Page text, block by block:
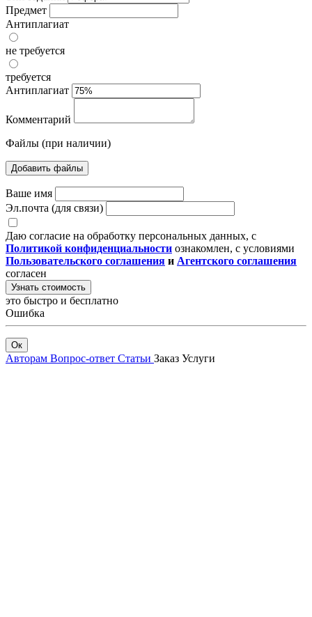
Предмет
Антиплагиат
не требуется
требуется
Антиплагиат
Комментарий
Файлы (при наличии)
Добавить файлы
Ваше имя
Эл.почта (для связи)
Даю согласие на обработку персональных данных, с
Политикой конфиденциальности ознакомлен, с условиями
Пользовательского соглашения и Агентского соглашения
согласен
Узнать стоимость
это быстро и бесплатно
Ошибка
Ок
Авторам Вопрос-ответ Статьи Заказ Услуги